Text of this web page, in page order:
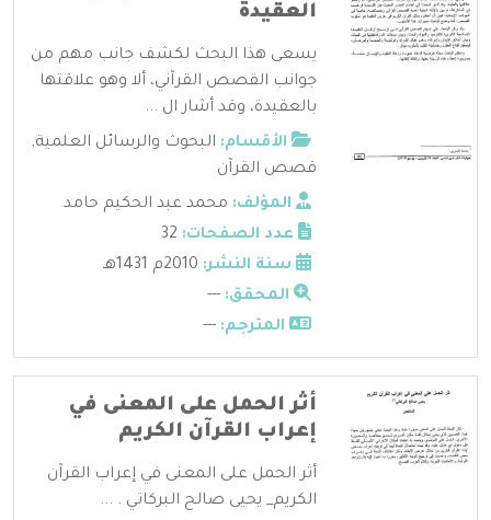
العقيدة
يسعى هذا البحث لكشف جانب مهم من
جوانب القصص القرآني، ألا وهو علاقتها
بالعقيدة، وقد أشار ال ...
الأقسام: البحوث والرسائل العلمية,
قصص القرآن
المؤلف: محمد عبد الحكيم حامد
عدد الصفحات:
سنة النشر:
المحقق: ---
المترجم: ---
أثر الحمل على المعنى في
إعراب القرآن الكريم
أثر الحمل على المعنى في إعراب القرآن
الكريم_ يحيى صالح البركاتي . ...